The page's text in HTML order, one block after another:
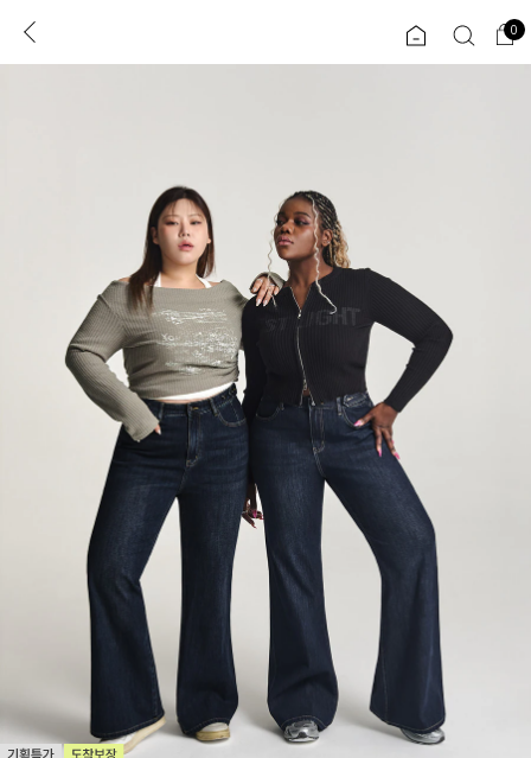
로그인 0
리뷰 & 혜택 플러스핏
CATEGORY COMMUNITY
도착보장⚡
인플루언서 pick!
세트할인 ~30%
110사이즈
ALL
익스클루시브
아우터
티셔츠
블라우스
원피스
팬츠
스커트
0